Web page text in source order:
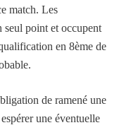
match. Les
point et occupent
en 8ème de
de ramené une
une éventuelle